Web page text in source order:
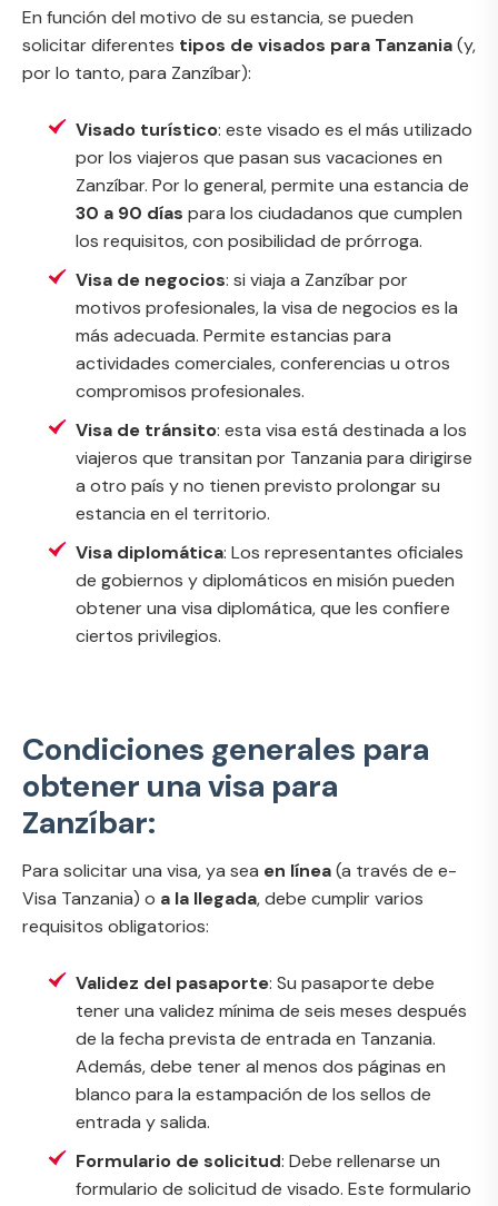
En función del motivo de su estancia, se pueden
solicitar diferentes tipos de visados para Tanzania(y,
por lo tanto, para Zanzíbar):
Visado turístico: este visado es el más utilizado
por los viajeros que pasan sus vacaciones en
Zanzíbar. Por lo general, permite una estancia de
30 a 90 días para los ciudadanos que cumplen
los requisitos, con posibilidad de prórroga.
Visa de negocios: si viaja a Zanzíbar por
motivos profesionales, la visa de negocios es la
más adecuada. Permite estancias para
actividades comerciales, conferencias u otros
compromisos profesionales.
Visa de tránsito: esta visa está destinada a los
viajeros que transitan por Tanzania para dirigirse
a otro país y no tienen previsto prolongar su
estancia en el territorio.
Visa diplomática: Los representantes oficiales
de gobiernos y diplomáticos en misión pueden
obtener una visa diplomática, que les confiere
ciertos privilegios.
Condiciones generales para
obtener una visa para
Zanzíbar:
Para solicitar una visa, ya sea en línea(a través de e-
Visa Tanzania) o a la llegada, debe cumplir varios
requisitos obligatorios:
Validez del pasaporte: Su pasaporte debe
tener una validez mínima de seis meses después
de la fecha prevista de entrada en Tanzania.
Además, debe tener al menos dos páginas en
blanco para la estampación de los sellos de
entrada y salida.
Formulario de solicitud: Debe rellenarse un
formulario de solicitud de visado. Este formulario